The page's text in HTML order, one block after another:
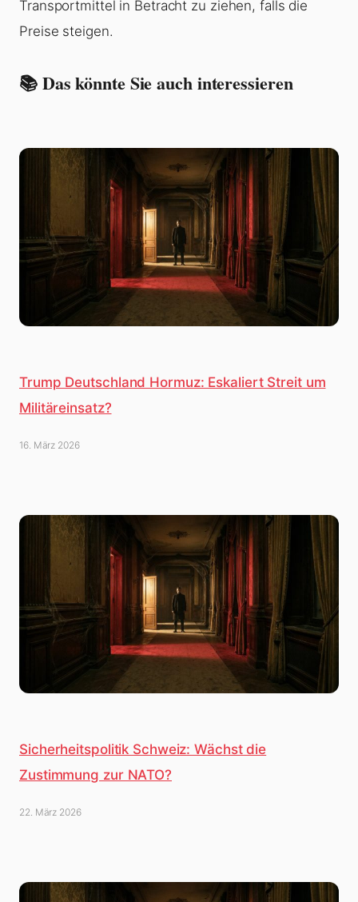
Transportmittel in Betracht zu ziehen, falls die
Preise steigen.
📚 Das könnte Sie auch interessieren
Trump Deutschland Hormuz: Eskaliert Streit um
Militäreinsatz?
16. März 2026
Sicherheitspolitik Schweiz: Wächst die
Zustimmung zur NATO?
22. März 2026